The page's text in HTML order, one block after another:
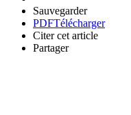
Sauvegarder
PDFTélécharger
Citer cet article
Partager